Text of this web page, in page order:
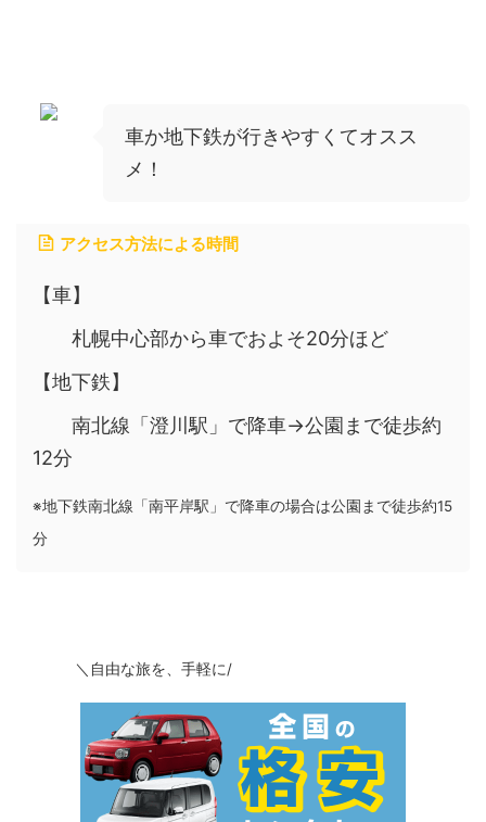
車か地下鉄が行きやすくてオスス
メ！
アクセス方法による時間
【車】
札幌中心部から車でおよそ20分ほど
【地下鉄】
南北線「澄川駅」で降車→公園まで徒歩約
12分
※地下鉄南北線「南平岸駅」で降車の場合は公園まで徒歩約15
分
＼自由な旅を、手軽に/